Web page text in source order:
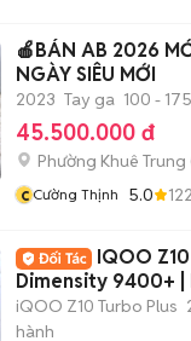
🍎BÁN AB 2026
NGÀY SIÊU MỚI
2023 Tay ga 100 -
45.500.000 đ
Phường Khuê Trung
c Cường Thịnh 5.0 122
IQOO
Dimensity 9400+ |
iQOO Z10 Turbo Plus
hành